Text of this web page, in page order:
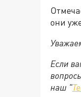
они
Если
наш "